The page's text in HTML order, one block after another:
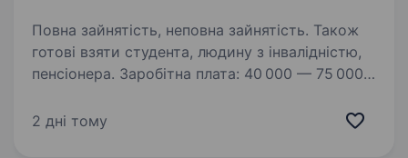
Повна зайнятість, неповна зайнятість. Також
готові взяти студента, людину з інвалідністю,
пенсіонера. Заробітна плата: 40 000 — 75 000
компанії. Основні переваги роботи: Зарядка
2 дні тому